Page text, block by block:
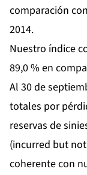
comparación
2014.
Nuestro índice
89,0 % en
Al 30 de
totales por
reservas de
(incurred but
coherente con